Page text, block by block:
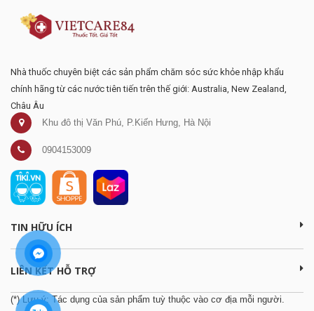
Nhà thuốc chuyên biệt các sản phẩm chăm sóc sức khỏe nhập khẩu
chính hãng từ các nước tiên tiến trên thế giới: Australia, New Zealand,
Châu Âu
Khu đô thị Văn Phú, P.Kiến Hưng, Hà Nội
0904153009
TIN HỮU ÍCH
LIÊN KẾT HỖ TRỢ
(*) Lưu ý: Tác dụng của sản phẩm tuỳ thuộc vào cơ địa mỗi người.